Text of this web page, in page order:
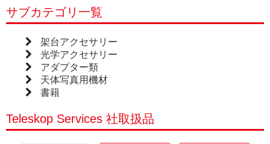
サブカテゴリ一覧
架台アクセサリー
光学アクセサリー
アダプター類
天体写真用機材
書籍
Teleskop Services 社取扱品